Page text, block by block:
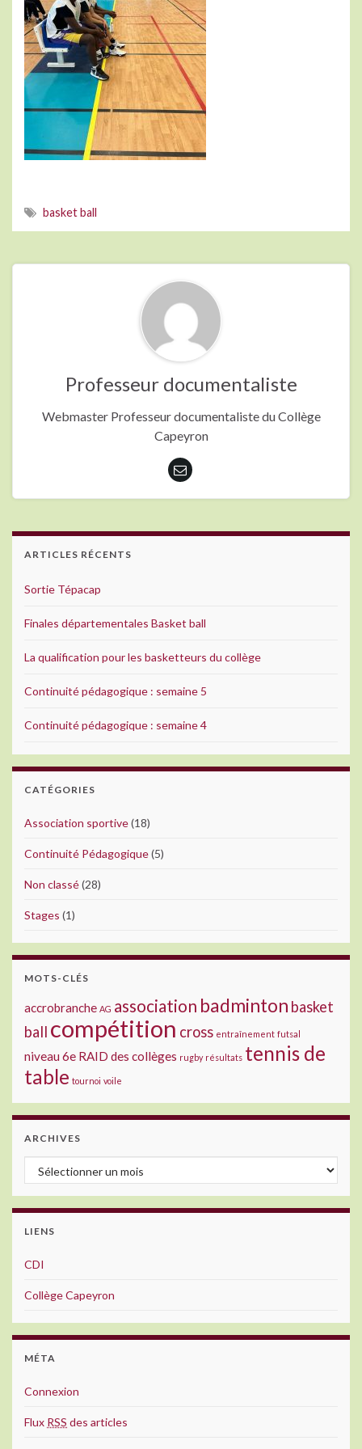
basket ball
Professeur documentaliste
Webmaster Professeur documentaliste du Collège
Capeyron
ARTICLES RÉCENTS
Sortie Tépacap
Finales départementales Basket ball
La qualification pour les basketteurs du collège
Continuité pédagogique : semaine 5
Continuité pédagogique : semaine 4
CATÉGORIES
Association sportive(18)
Continuité Pédagogique(5)
Non classé(28)
Stages (1)
MOTS-CLÉS
accrobranche AG association badminton basket
ball compétition cross entraînement futsal
niveau 6e RAID des collèges rugby résultats tennis de
table tournoi voile
ARCHIVES
Archives
LIENS
CDI
Collège Capeyron
MÉTA
Connexion
Flux RSS des articles